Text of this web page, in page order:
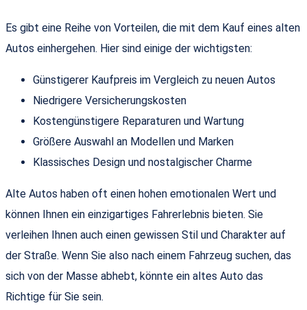
Es gibt eine Reihe von Vorteilen, die mit dem Kauf eines alten
Autos einhergehen. Hier sind einige der wichtigsten:
Günstigerer Kaufpreis im Vergleich zu neuen Autos
Niedrigere Versicherungskosten
Kostengünstigere Reparaturen und Wartung
Größere Auswahl an Modellen und Marken
Klassisches Design und nostalgischer Charme
Alte Autos haben oft einen hohen emotionalen Wert und
können Ihnen ein einzigartiges Fahrerlebnis bieten. Sie
verleihen Ihnen auch einen gewissen Stil und Charakter auf
der Straße. Wenn Sie also nach einem Fahrzeug suchen, das
sich von der Masse abhebt, könnte ein altes Auto das
Richtige für Sie sein.